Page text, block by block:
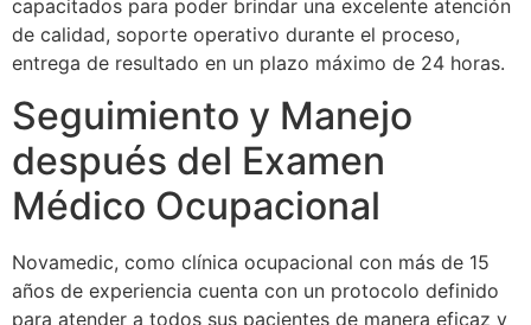
capacitados para poder brindar una excelente atención
de calidad, soporte operativo durante el proceso,
entrega de resultado en un plazo máximo de 24 horas.
Seguimiento y Manejo
después del Examen
Médico Ocupacional
Novamedic, como clínica ocupacional con más de 15
años de experiencia cuenta con un protocolo definido
para atender a todos sus pacientes de manera eficaz y